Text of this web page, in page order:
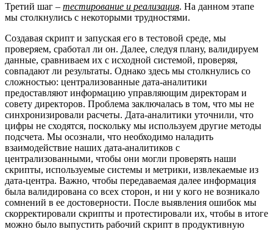
Третий шаг – тестирование и реализация. На данном этапе
мы столкнулись с некоторыми трудностями.
Создавая скрипт и запуская его в тестовой среде, мы
проверяем, сработал ли он. Далее, следуя плану, валидируем
данные, сравниваем их с исходной системой, проверяя,
совпадают ли результаты. Однако здесь мы столкнулись со
сложностью: централизованные дата-аналитики
предоставляют информацию управляющим директорам и
совету директоров. Проблема заключалась в том, что мы не
синхронизировали расчеты. Дата-аналитики уточнили, что
цифры не сходятся, поскольку мы используем другие методы
подсчета. Мы осознали, что необходимо наладить
взаимодействие наших дата-аналитиков с
централизованными, чтобы они могли проверять наши
скрипты, используемые системы и метрики, извлекаемые из
дата-центра. Важно, чтобы передаваемая далее информация
была валидирована со всех сторон, и ни у кого не возникало
сомнений в ее достоверности. После выявления ошибок мы
скорректировали скрипты и протестировали их, чтобы в итоге
можно было выпустить рабочий скрипт в продуктивную